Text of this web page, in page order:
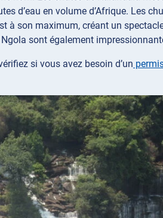
d’eau en volume d’Afrique. Les
à son maximum, créant un
sont également
si vous avez besoin d’un